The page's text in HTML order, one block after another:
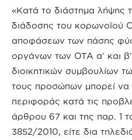
«Κατά το διάστημα λήψης
διάδοσης του κορωνοϊού
αποφάσεων των πάσης
οργάνων των ΟΤΑ α’ και
διοικητικών συμβουλίων
τους προσώπων μπορεί να
περιφοράς κατά τις
άρθρου 67 και της παρ. 1
3852/2010, είτε δια